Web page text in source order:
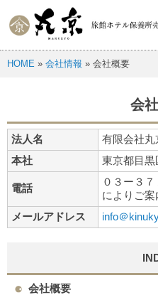
HOME » 会社情報 » 会社概要
会
法人名
有限会社丸
本社
東京都目黒
電話
０３ー３
によりご案
メールアドレス
info＠
会社概要